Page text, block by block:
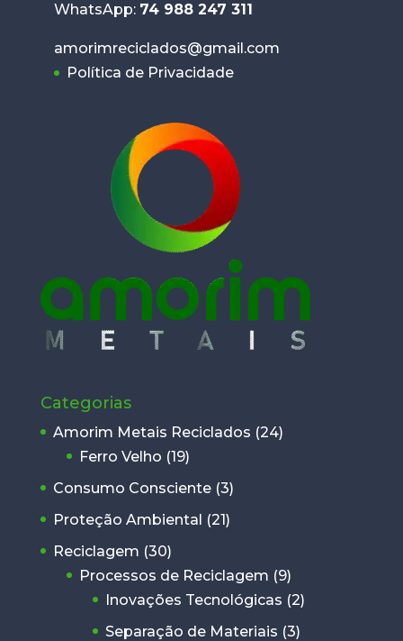
WhatsApp: 74 988 247 311
amorimreciclados@gmail.com
Política de Privacidade
Categorias
Amorim Metais Reciclados (24)
Ferro Velho (19)
Consumo Consciente(3)
Proteção Ambiental (21)
Reciclagem (30)
Processos de Reciclagem (9)
Inovações Tecnológicas (2)
Separação de Materiais (3)